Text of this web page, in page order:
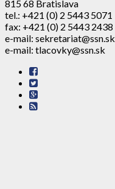
815 68 Bratislava
tel.: +421 (0) 2 5443 5071
fax: +421 (0) 2 5443 2438
e-mail: sekretariat@ssn.sk
e-mail: tlacovky@ssn.sk